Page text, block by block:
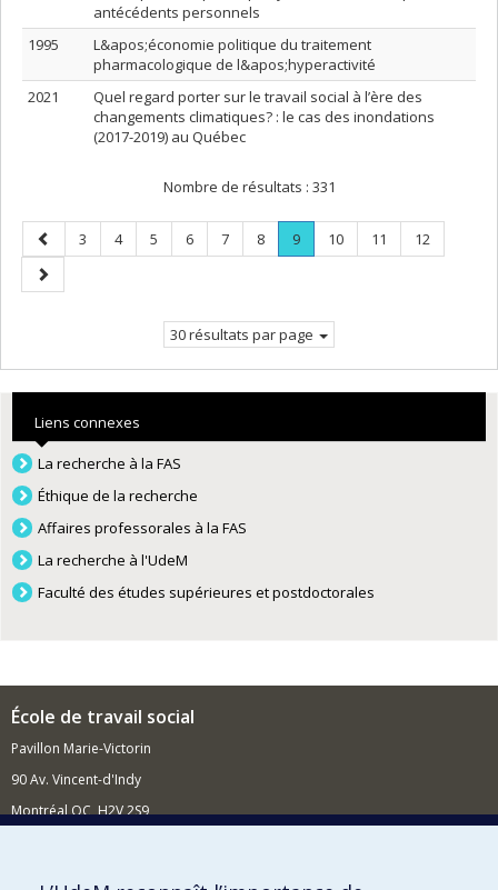
antécédents personnels
1995
L&apos;économie politique du traitement
pharmacologique de l&apos;hyperactivité
2021
Quel regard porter sur le travail social à l’ère des
changements climatiques? : le cas des inondations
(2017-2019) au Québec
Nombre de résultats : 331
Page
précédente
Page
3 Page
4 Page
5 Page
6 Page
7 Page
8 Page
9.
Page
Page
10 Page
11 Page
12
Page
suivante
30 résultats par page
Liens connexes
La recherche à la FAS
Éthique de la recherche
Affaires professorales à la FAS
La recherche à l'UdeM
Faculté des études supérieures et postdoctorales
École de travail social
Pavillon Marie-Victorin
90 Av. Vincent-d'Indy
Montréal QC H2V 2S9
Comment soutenir l'École?